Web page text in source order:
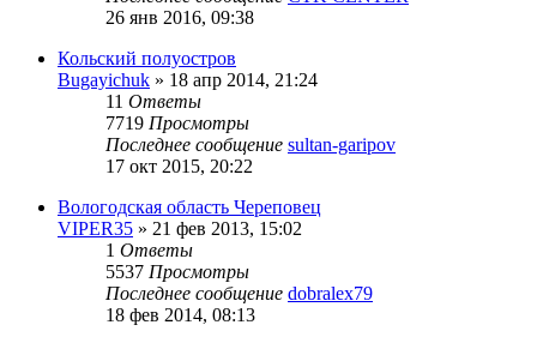
26 янв 2016, 09:38
Кольский полуостров
Bugayichuk » 18 апр 2014, 21:24
11 Ответы
7719 Просмотры
Последнее сообщение sultan-garipov
17 окт 2015, 20:22
Вологодская область Череповец
VIPER35 » 21 фев 2013, 15:02
1 Ответы
5537 Просмотры
Последнее сообщение dobralex79
18 фев 2014, 08:13